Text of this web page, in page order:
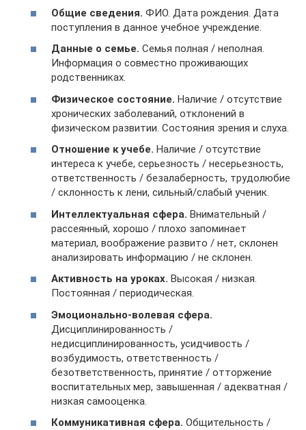
Общие сведения. ФИО. Дата рождения. Дата
поступления в данное учебное учреждение.
Данные о семье. Семья полная / неполная.
Информация о совместно проживающих
родственниках.
Физическое состояние. Наличие / отсутствие
хронических заболеваний, отклонений в
физическом развитии. Состояния зрения и слуха.
Отношение к учебе. Наличие / отсутствие
интереса к учебе, серьезность / несерьезность,
ответственность / безалаберность, трудолюбие
/ склонность к лени, сильный/слабый ученик.
Интеллектуальная сфера. Внимательный /
рассеянный, хорошо / плохо запоминает
материал, воображение развито / нет, склонен
анализировать информацию / не склонен.
Активность на уроках. Высокая / низкая.
Постоянная / периодическая.
Эмоционально-волевая сфера.
Дисциплинированность /
недисциплинированность, усидчивость /
возбудимость, ответственность /
безответственность, принятие / отторжение
воспитательных мер, завышенная / адекватная /
низкая самооценка.
Коммуникативная сфера. Общительность /